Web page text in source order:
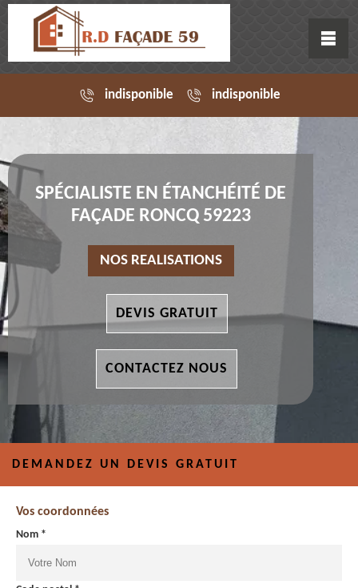
indisponible indisponible
SPÉCIALISTE EN ÉTANCHÉITÉ DE
FAÇADE RONCQ 59223
NOS REALISATIONS
DEVIS GRATUIT
CONTACTEZ NOUS
DEMANDEZ UN DEVIS GRATUIT
Vos coordonnées
Nom *